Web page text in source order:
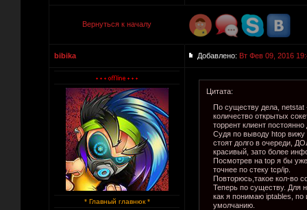
Вернуться к началу
bibika Добавлено: Вт Фев 09, 2016
* Главный главнюк *
Цитата:
По существу дела, netstat
количество открытых
торрент клиент
Судя по выводу htop вижу
стоят долго в очереди,
красивый, зато более
Посмотрев на top я бы уже
точнее по стеку tcp/ip.
Повторюсь,такое кол-во
Теперь по существу. Для
как я понимаю iptables, по
умолчанию.